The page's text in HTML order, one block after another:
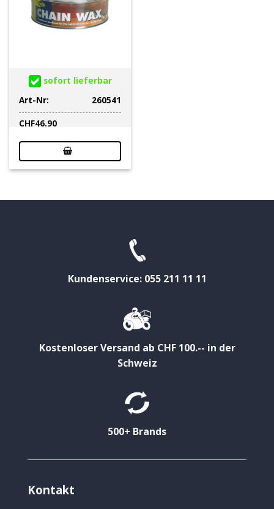
sofort lieferbar
Art-Nr:
260541
CHF46.90
Kundenservice: 055 211 11 11
Kostenloser Versand ab CHF 100.-- in der
Schweiz
500+ Brands
Kontakt